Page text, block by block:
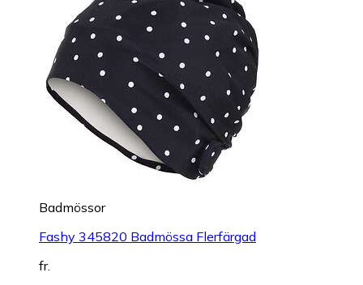
Badmössor
Fashy 345820 Badmössa Flerfärgad
fr.